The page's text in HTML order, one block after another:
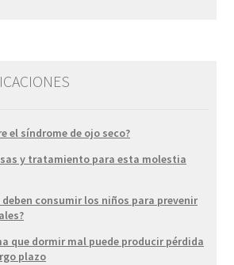
el síndrome de ojo seco?
y tratamiento para esta molestia
consumir los niños para prevenir
que dormir mal puede producir pérdida
plazo